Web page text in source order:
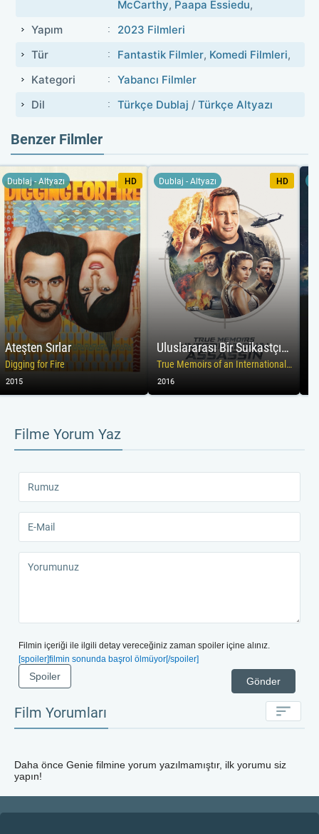
McCarthy, Paapa Essiedu,
Yapım
2023 Filmleri
Tür
Fantastik Filmler, Komedi Filmleri,
Kategori
Yabancı Filmler
Dil
Türkçe Dublaj / Türkçe Altyazı
Benzer Filmler
Ateşten Sırlar
Digging for Fire
Dublaj - Altyazı HD
2015
Uluslararası Bir Suikastçının Gerçek Anıları
True Memoirs of an International Assassin
Dublaj - Altyazı HD
2016
Filme Yorum Yaz
Filmin içeriği ile ilgili detay vereceğiniz zaman spoiler içine alınız.
[spoiler]filmin sonunda başrol ölmüyor[/spoiler]
Gönder
Spoiler
Film Yorumları
Daha önce Genie filmine yorum yazılmamıştır, ilk yorumu siz
yapın!